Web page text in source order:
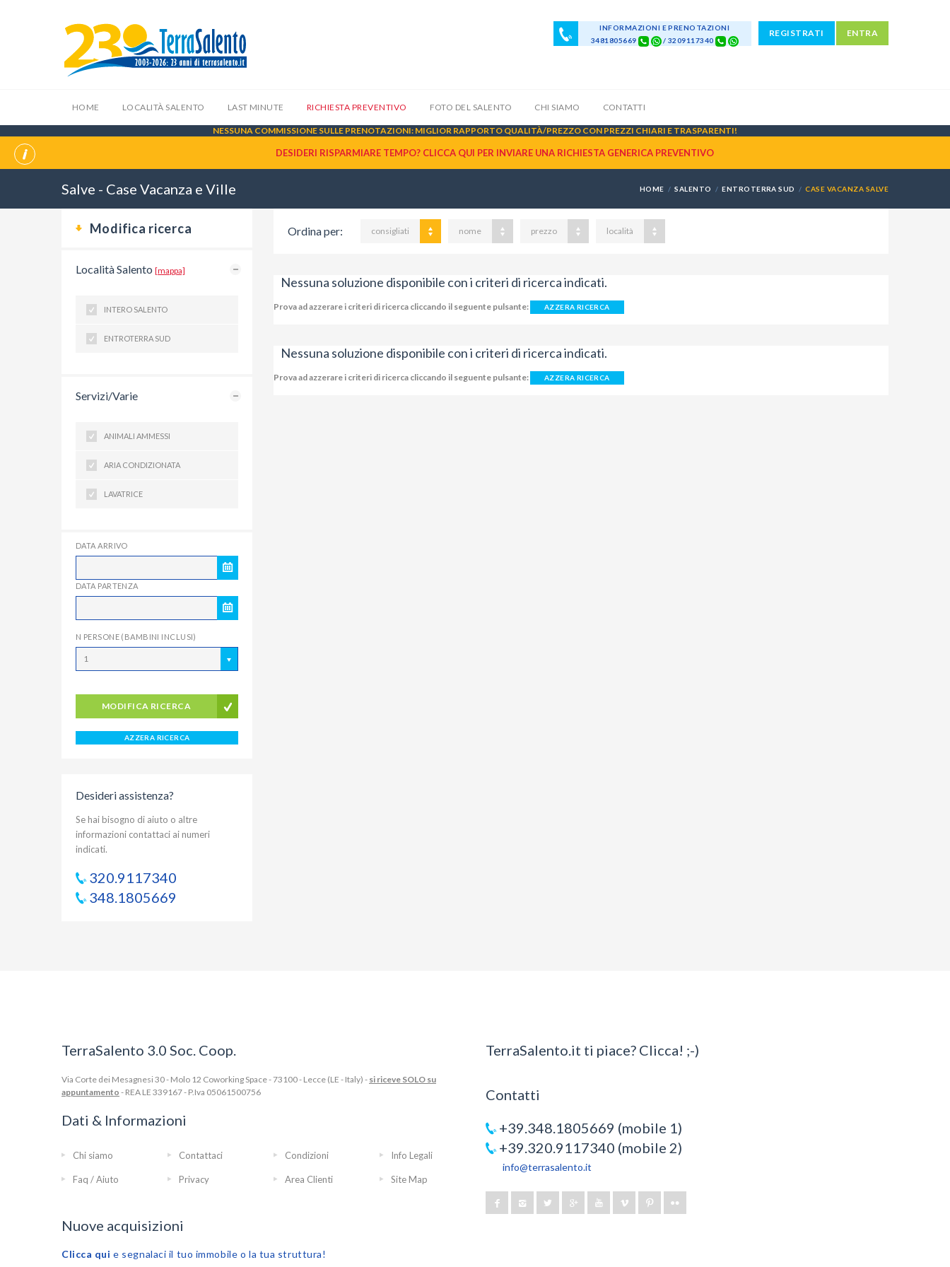
REGISTRATI ENTRA
INFORMAZIONI E PRENOTAZIONI
3481805669
/ 3209117340
HOME LOCALITÀ SALENTO LAST MINUTE RICHIESTA PREVENTIVO FOTO DEL SALENTO CHI SIAMO CONTATTI
NESSUNA COMMISSIONE SULLE PRENOTAZIONI: MIGLIOR RAPPORTO QUALITÀ/PREZZO CON PREZZI CHIARI E TRASPARENTI!
DESIDERI RISPARMIARE TEMPO? CLICCA QUI PER INVIARE UNA RICHIESTA GENERICA PREVENTIVO
Salve - Case Vacanza e Ville HOME SALENTO ENTROTERRA SUD CASE VACANZA SALVE
Modifica ricerca
Località Salento [mappa]
INTERO SALENTO
ENTROTERRA SUD
Servizi/Varie
ANIMALI AMMESSI
ARIA CONDIZIONATA
LAVATRICE
DATA ARRIVO
DATA PARTENZA
N PERSONE (BAMBINI INCLUSI)
1
MODIFICA RICERCA
AZZERA RICERCA
Desideri assistenza?
Se hai bisogno di aiuto o altre
informazioni contattaci ai numeri
indicati.
320.9117340
348.1805669
Ordina per: consigliati nome prezzo località
Nessuna soluzione disponibile con i criteri di ricerca indicati.
Prova ad azzerare i criteri di ricerca cliccando il seguente pulsante: AZZERA RICERCA
Nessuna soluzione disponibile con i criteri di ricerca indicati.
Prova ad azzerare i criteri di ricerca cliccando il seguente pulsante: AZZERA RICERCA
TerraSalento 3.0 Soc. Coop.
Via Corte dei Mesagnesi 30 - Molo 12 Coworking Space - 73100 - Lecce (LE - Italy) - si riceve SOLO su
appuntamento - REA LE 339167 - P.Iva 05061500756
Dati & Informazioni
Chi siamo Contattaci Condizioni Info Legali
Faq / Aiuto Privacy Area Clienti Site Map
Nuove acquisizioni
Clicca qui e segnalaci il tuo immobile o la tua struttura!
TerraSalento.it ti piace? Clicca! ;-)
Contatti
+39.348.1805669 (mobile 1)
+39.320.9117340 (mobile 2)
info@terrasalento.it